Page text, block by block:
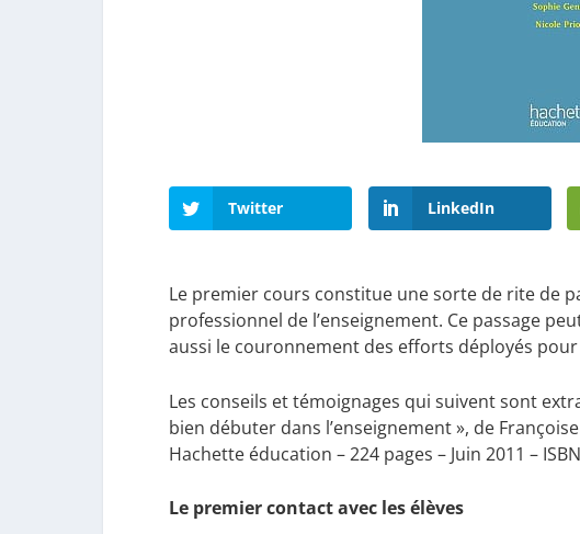
Twitter LinkedIn
Le premier cours constitue une sorte de rite de
professionnel de l’enseignement. Ce passage
aussi le couronnement des efforts déployés
Les conseils et témoignages qui suivent sont
bien débuter dans l’enseignement », de
Hachette éducation – 224 pages – Juin 2011 –
Le premier contact avec les élèves